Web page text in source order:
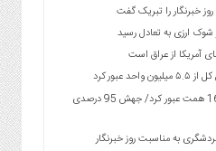
خبرنگار را تبریک گفت
کرد
درآمدهای عملیاتی بانك ملت از 160 همت عبور كرد/ جهش 95 درصدی
به مناسبت روز خبرنگار